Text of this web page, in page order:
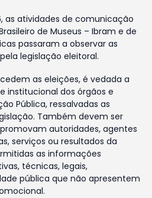
as atividades de comunicação
de Museus – Ibram e de
passaram a observar as
legislação eleitoral.
as eleições, é vedada a
institucional dos órgãos e
Pública, ressalvadas as
Também devem ser
autoridades, agentes
serviços ou resultados da
as informações
técnicas, legais,
pública que não apresentem